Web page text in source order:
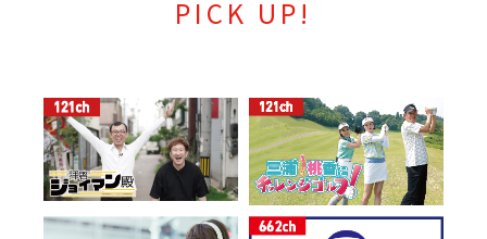
PICK UP!